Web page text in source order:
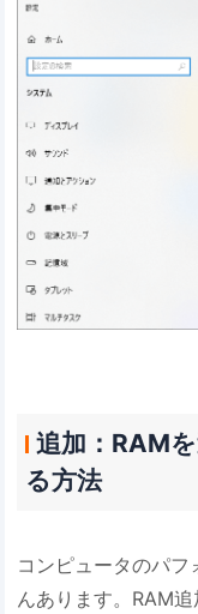
追加：RAM
る方法
コンピュータのパフ
んあります。RAM